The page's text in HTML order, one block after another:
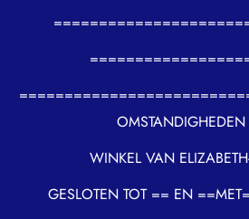
OMSTANDIGHEDEN
WINKEL VAN
GESLOTEN TOT == EN